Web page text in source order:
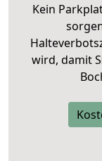
Kein
wird, damit